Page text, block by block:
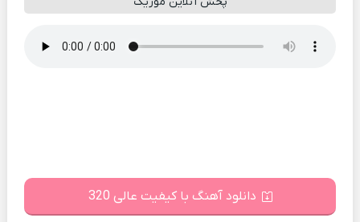
دانلود آهنگ با کیفیت عالی 320